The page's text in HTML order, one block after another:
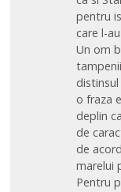
pentru
care l-
Un om
distinsul
o fraza
deplin
de
de
marelui
Pentru